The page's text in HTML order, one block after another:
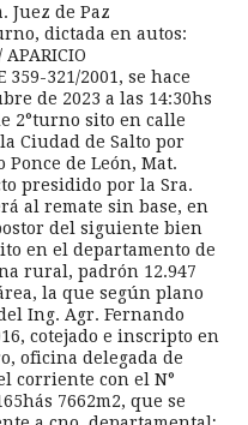
Juez de Paz
dictada en autos:
APARICIO
359-321/2001, se hace
de 2023 a las 14:30hs
2°turno sito en calle
Ciudad de Salto por
de León, Mat.
presidido por la Sra.
al remate sin base, en
del siguiente bien
en el departamento de
rural, padrón 12.947
la que según plano
Ing. Agr. Fernando
cotejado e inscripto en
oficina delegada de
corriente con el N°
7662m2, que se